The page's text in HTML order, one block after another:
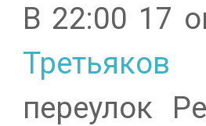
В 22:00 17
Третьяков
переулок